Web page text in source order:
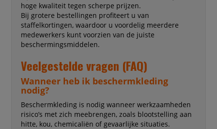
hoge kwaliteit tegen scherpe prijzen.
Bij grotere bestellingen profiteert u van
staffelkortingen, waardoor u voordelig meerdere
medewerkers kunt voorzien van de juiste
beschermingsmiddelen.
Veelgestelde vragen (FAQ)
Wanneer heb ik beschermkleding
nodig?
Beschermkleding is nodig wanneer werkzaamheden
risico’s met zich meebrengen, zoals blootstelling aan
hitte, kou, chemicaliën of gevaarlijke situaties.